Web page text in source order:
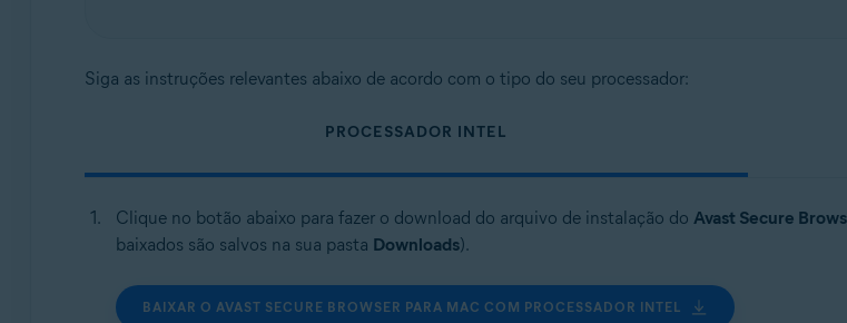
Siga as instruções relevantes abaixo de acordo com o tipo do seu processador:
PROCESSADOR INTEL
Clique no botão abaixo para fazer o download do arquivo de instalação do Avast Secure
baixados são salvos na sua pasta Downloads).
BAIXAR O AVAST SECURE BROWSER PARA MAC COM PROCESSADOR INTEL